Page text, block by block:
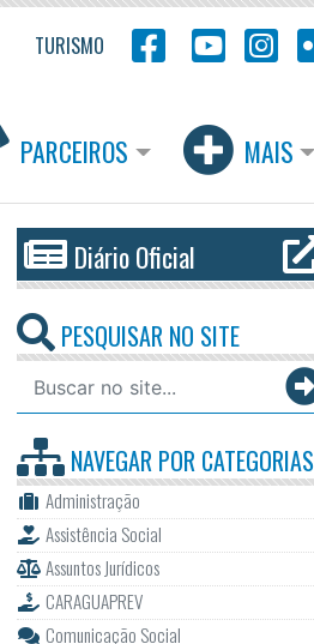
TURISMO
PARCEIROS MAIS
Diário Oficial
PESQUISAR NO SITE
NAVEGAR PORCATEGORIAS
Administração
Assistência Social
Assuntos Jurídicos
CARAGUAPREV
Comunicação Social